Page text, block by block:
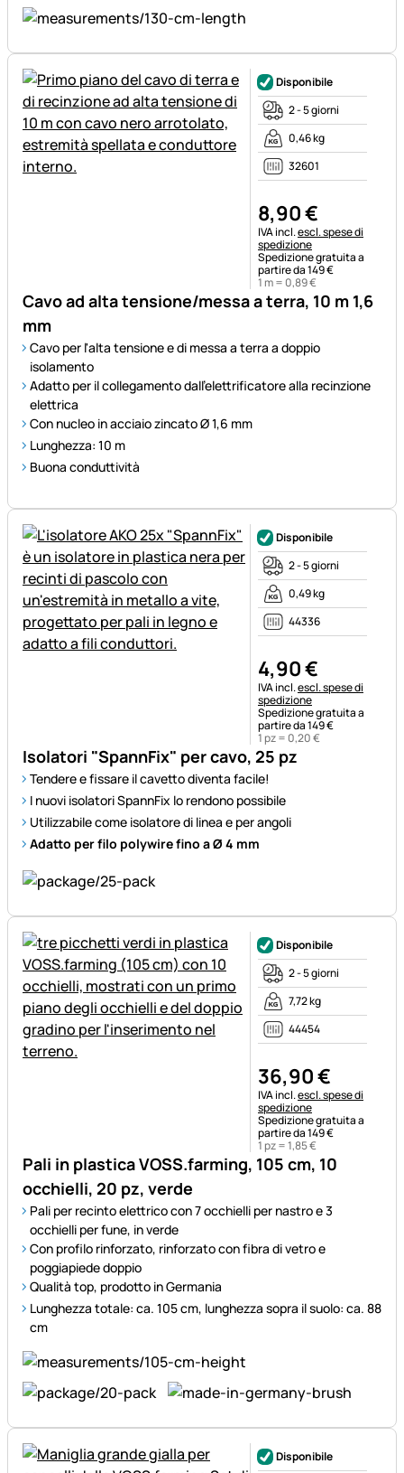
Cavo ad alta tensione/messa a terra, 10 m 1,6
mm
Cavo per l'alta tensione e di messa a terra a doppio
isolamento
Adatto per il collegamento dall'elettrificatore alla recinzione
elettrica
Con nucleo in acciaio zincato Ø 1,6 mm
Lunghezza: 10 m
Buona conduttività
Disponibile
2 - 5 giorni
0,46 kg
32601
8,90€
Informazioni fiscali:
IVA incl.escl. spese di
spedizione
Spedizione gratuita a
partire da 149 €
1 m = 0,89€
Isolatori "SpannFix" per cavo, 25 pz
Tendere e fissare il cavetto diventa facile!
I nuovi isolatori SpannFix lo rendono possibile
Utilizzabile come isolatore di linea e per angoli
Adatto per filo polywire fino a Ø 4 mm
Disponibile
2 - 5 giorni
0,49 kg
44336
4,90€
Informazioni fiscali:
IVA incl.escl. spese di
spedizione
Spedizione gratuita a
partire da 149 €
1 pz = 0,20€
Pali in plastica VOSS.farming, 105 cm, 10
occhielli, 20 pz, verde
Pali per recinto elettrico con 7 occhielli per nastro e 3
occhielli per fune, in verde
Con profilo rinforzato, rinforzato con fibra di vetro e
poggiapiede doppio
Qualità top, prodotto in Germania
Lunghezza totale: ca. 105 cm, lunghezza sopra il suolo: ca. 88
cm
Disponibile
2 - 5 giorni
7,72 kg
44454
36,90€
Informazioni fiscali:
IVA incl.escl. spese di
spedizione
Spedizione gratuita a
partire da 149 €
1 pz =1,85€
Disponibile